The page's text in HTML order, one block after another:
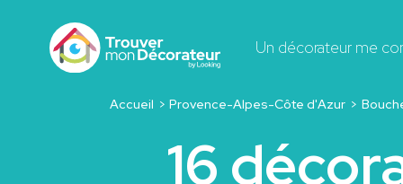
Un décorateur me
Accueil Provence-Alpes-Côte d'Azur
16